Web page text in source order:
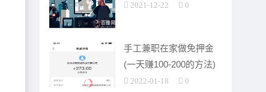
2021-12-22 0
手工兼职在家做免押金
(一天赚100-200的方法)
2022-01-18 0